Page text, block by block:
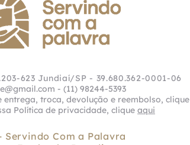
623 Jundiaí/SP - 39.680.362-0001-06
- (11) 98244-5393
entrega, troca, devolução e reembolso, clique
Política de privacidade, clique aqui
Servindo Com a Palavra